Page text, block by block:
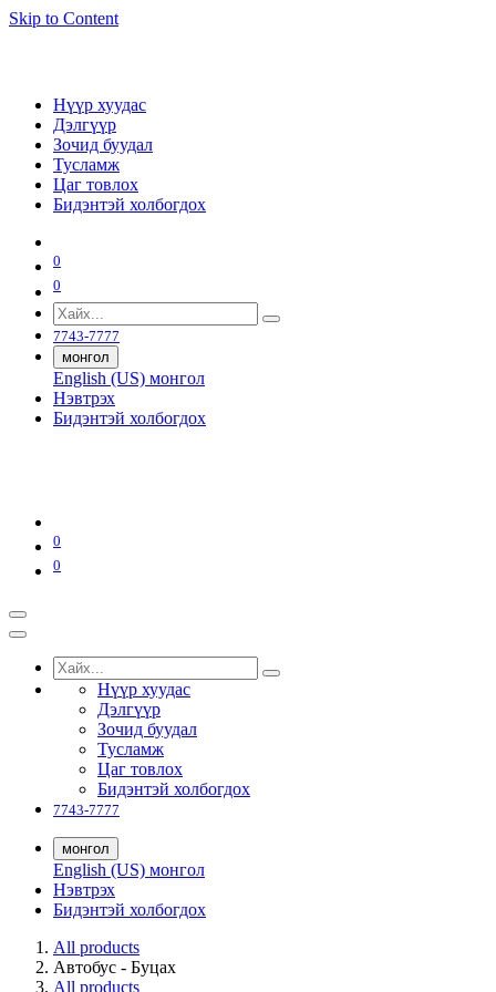
Skip to Content
Нүүр хуудас
Дэлгүүр
Зочид буудал
Тусламж
Цаг товлох
Бидэнтэй холбогдох
0
0
7743-7777
монгол
English (US) монгол
Нэвтрэх
Бидэнтэй холбогдох
0
0
Нүүр хуудас
Дэлгүүр
Зочид буудал
Тусламж
Цаг товлох
Бидэнтэй холбогдох
7743-7777
монгол
English (US) монгол
Нэвтрэх
Бидэнтэй холбогдох
All products
Автобус - Буцах
All products